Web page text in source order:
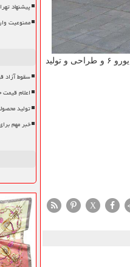
تولید قطعات سیستم سوخت رسانی خودرو های تولیدی در کشور منطبق با استانداردهای یورو ۴ و با قابلیت ارتقا تا سطح یورو ۶ و طراحی و تولید
X
پیشنهاد
ممنوعیت
سقوط آزاد
اعلام
تولید محصولات باغی از
خبر مهم